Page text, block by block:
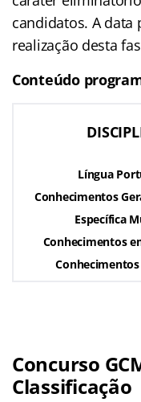
candidatos. A data
realização desta
Conteúdo
Língua
Conhecimentos
Específica
Conhecimentos
Concurso
Classificação